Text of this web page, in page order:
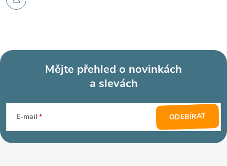
p
Mějte přehled o novinkách
a slevách
E-mail ODEBÍRAT